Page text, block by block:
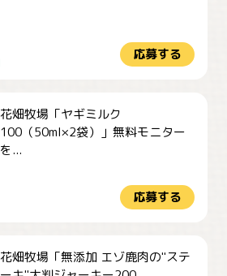
応募する
花畑牧場「ヤギミルク
100（50ml×2袋）」無料モニター
を...
応募する
花畑牧場「無添加 エゾ鹿肉の"ステ